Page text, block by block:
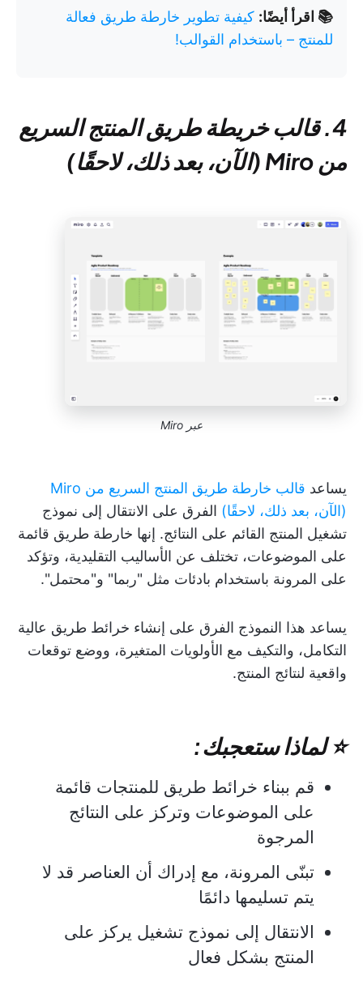
📚 اقرأ أيضًا: كيفية تطوير خارطة طريق فعالة
للمنتج – باستخدام القوالب!
4. قالب خريطة طريق المنتج السريع
من Miro (الآن، بعد ذلك، لاحقًا)
عبر Miro
يساعد
قالب خارطة طريق المنتج السريع من Miro
(الآن، بعد ذلك، لاحقًا) الفرق على الانتقال إلى نموذج
تشغيل المنتج القائم على النتائج. إنها خارطة طريق قائمة
على الموضوعات، تختلف عن الأساليب التقليدية، وتؤكد
على المرونة باستخدام بادئات مثل "ربما" و"محتمل".
يساعد هذا النموذج الفرق على إنشاء خرائط طريق عالية
التكامل، والتكيف مع الأولويات المتغيرة، ووضع توقعات
واقعية لنتائج المنتج.
⭐ لماذا ستعجبك:
قم ببناء خرائط طريق للمنتجات قائمة
على الموضوعات وتركز على النتائج
المرجوة
تبنّى المرونة، مع إدراك أن العناصر قد لا
يتم تسليمها دائمًا
الانتقال إلى نموذج تشغيل يركز على
المنتج بشكل فعال